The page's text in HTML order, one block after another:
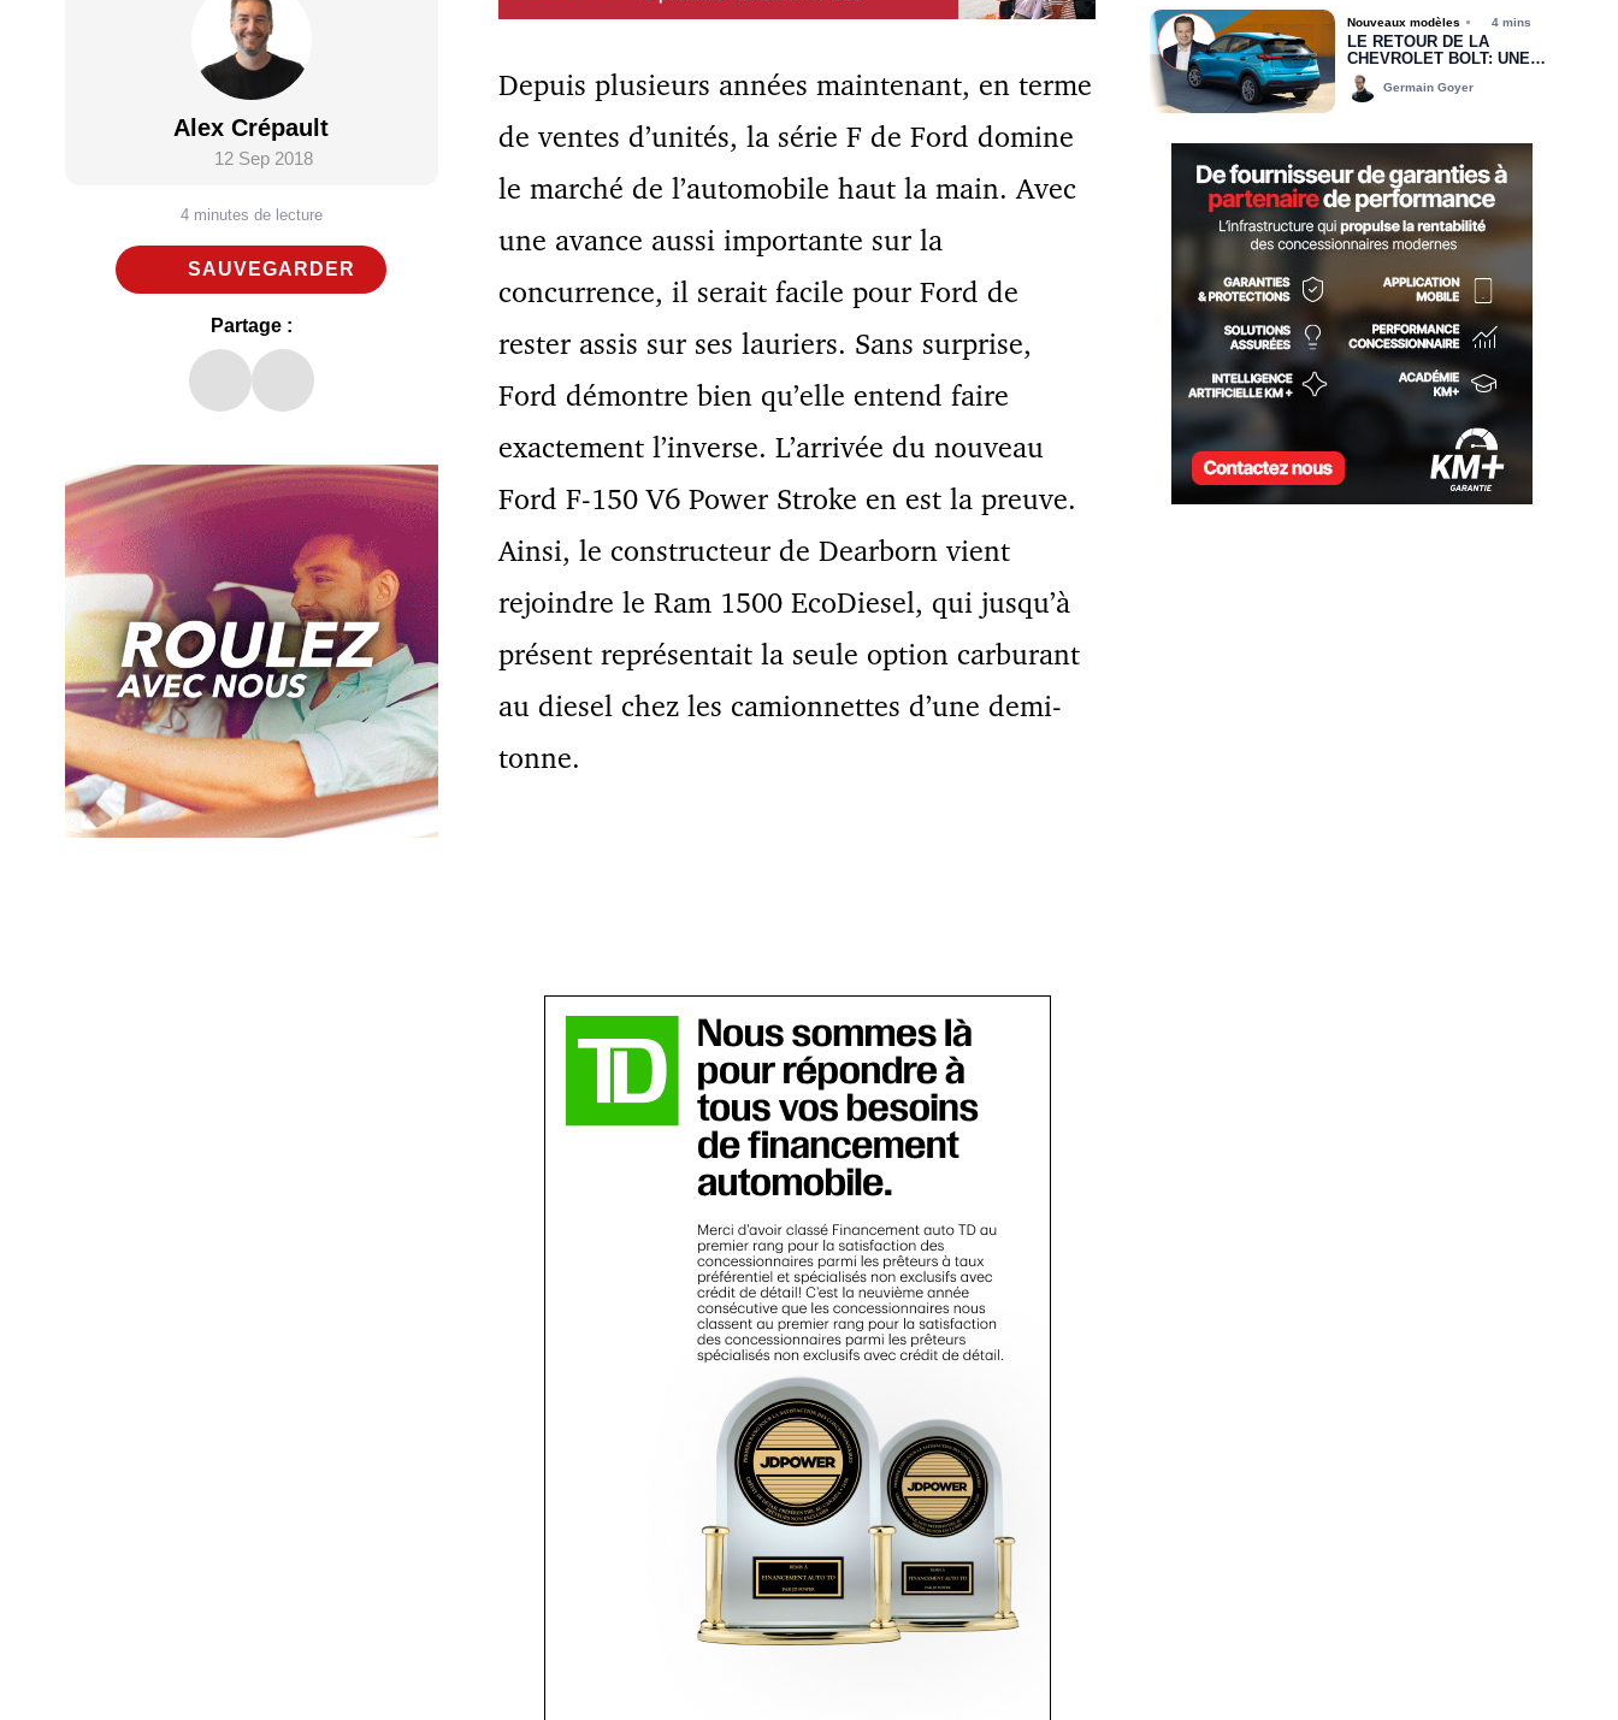
Alex Crépault
12 Sep 2018
4 minutes de lecture
SAUVEGARDER
Partage :
Depuis plusieurs années maintenant, en terme
de ventes d’unités, la série F de Ford domine
le marché de l’automobile haut la main. Avec
une avance aussi importante sur la
concurrence, il serait facile pour Ford de
rester assis sur ses lauriers. Sans surprise,
Ford démontre bien qu’elle entend faire
exactement l’inverse. L’arrivée du nouveau
Ford F-150 V6 Power Stroke en est la preuve.
Ainsi, le constructeur de Dearborn vient
rejoindre le Ram 1500 EcoDiesel, qui jusqu’à
présent représentait la seule option carburant
au diesel chez les camionnettes d’une demi-
tonne.
Nouveaux modèles 4 mins
LE RETOUR DE LA
CHEVROLET BOLT: UNE
NOUVELLE BIEN
ACCUEILLIE PAR LES
Germain Goyer